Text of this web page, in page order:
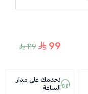
99
119
نخدمك على مدار
الساعة